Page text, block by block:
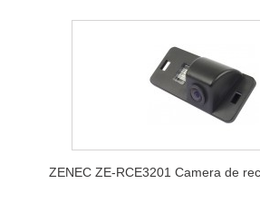
ZENEC ZE-RCE3201 Camera de